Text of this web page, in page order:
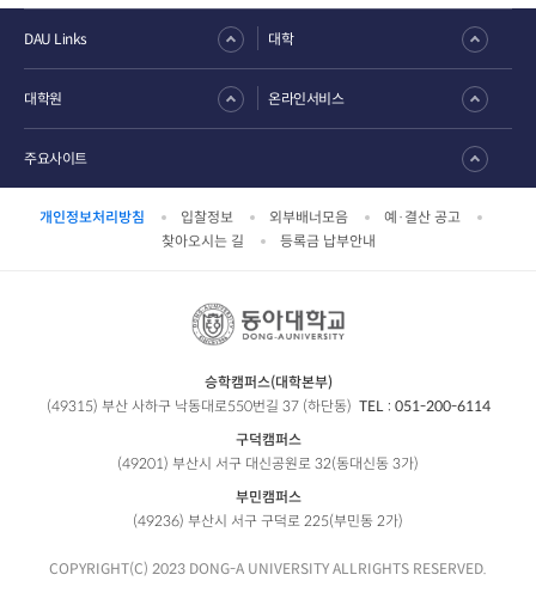
개인정보처리방침 입찰정보 외부배너모음
예·결산 공고
찾아오시는 길
등록금 납부안내
DAU Links 대학
대학원 온라인서비스
주요사이트
승학캠퍼스(대학본부)
(49315) 부산 사하구 낙동대로550번길 37 (하단동) TEL : 051-200-6114
구덕캠퍼스
(49201) 부산시 서구 대신공원로 32(동대신동 3가)
부민캠퍼스
(49236) 부산시 서구 구덕로 225(부민동 2가)
COPYRIGHT(C) 2023 DONG-A UNIVERSITY ALLRIGHTS RESERVED.